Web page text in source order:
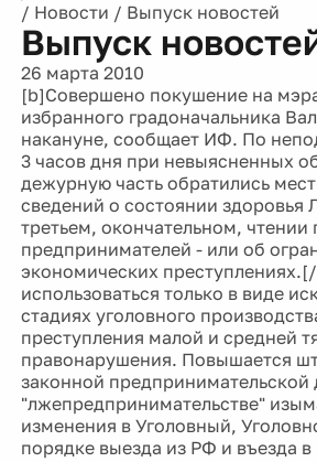
/ Новости / Выпуск новостей
Выпуск
26 марта 2010
[b]Совершено покушение на
избранного градоначальника
накануне, сообщает ИФ. По
3 часов дня при невыясненных
дежурную часть обратились
сведений о состоянии здоровья
третьем, окончательном, чтении
предпринимателей - или об
экономических
использоваться только в виде
стадиях уголовного
преступления малой и средней
правонарушения. Повышается
законной предпринимательской
"лжепредпринимательстве"
изменения в Уголовный,
порядке выезда из РФ и въезда